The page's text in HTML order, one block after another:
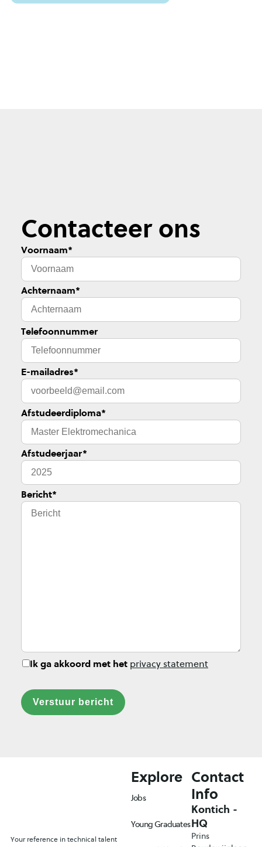
Contacteer ons
Voornaam*
Achternaam*
Telefoonnummer
E-mailadres*
Afstudeerdiploma*
Afstudeerjaar*
Bericht*
Ik ga akkoord met het privacy statement
Verstuur bericht
Your reference in technical talent
Explore
Jobs
Young Graduates
Contact
Info
Kontich -
HQ
Prins